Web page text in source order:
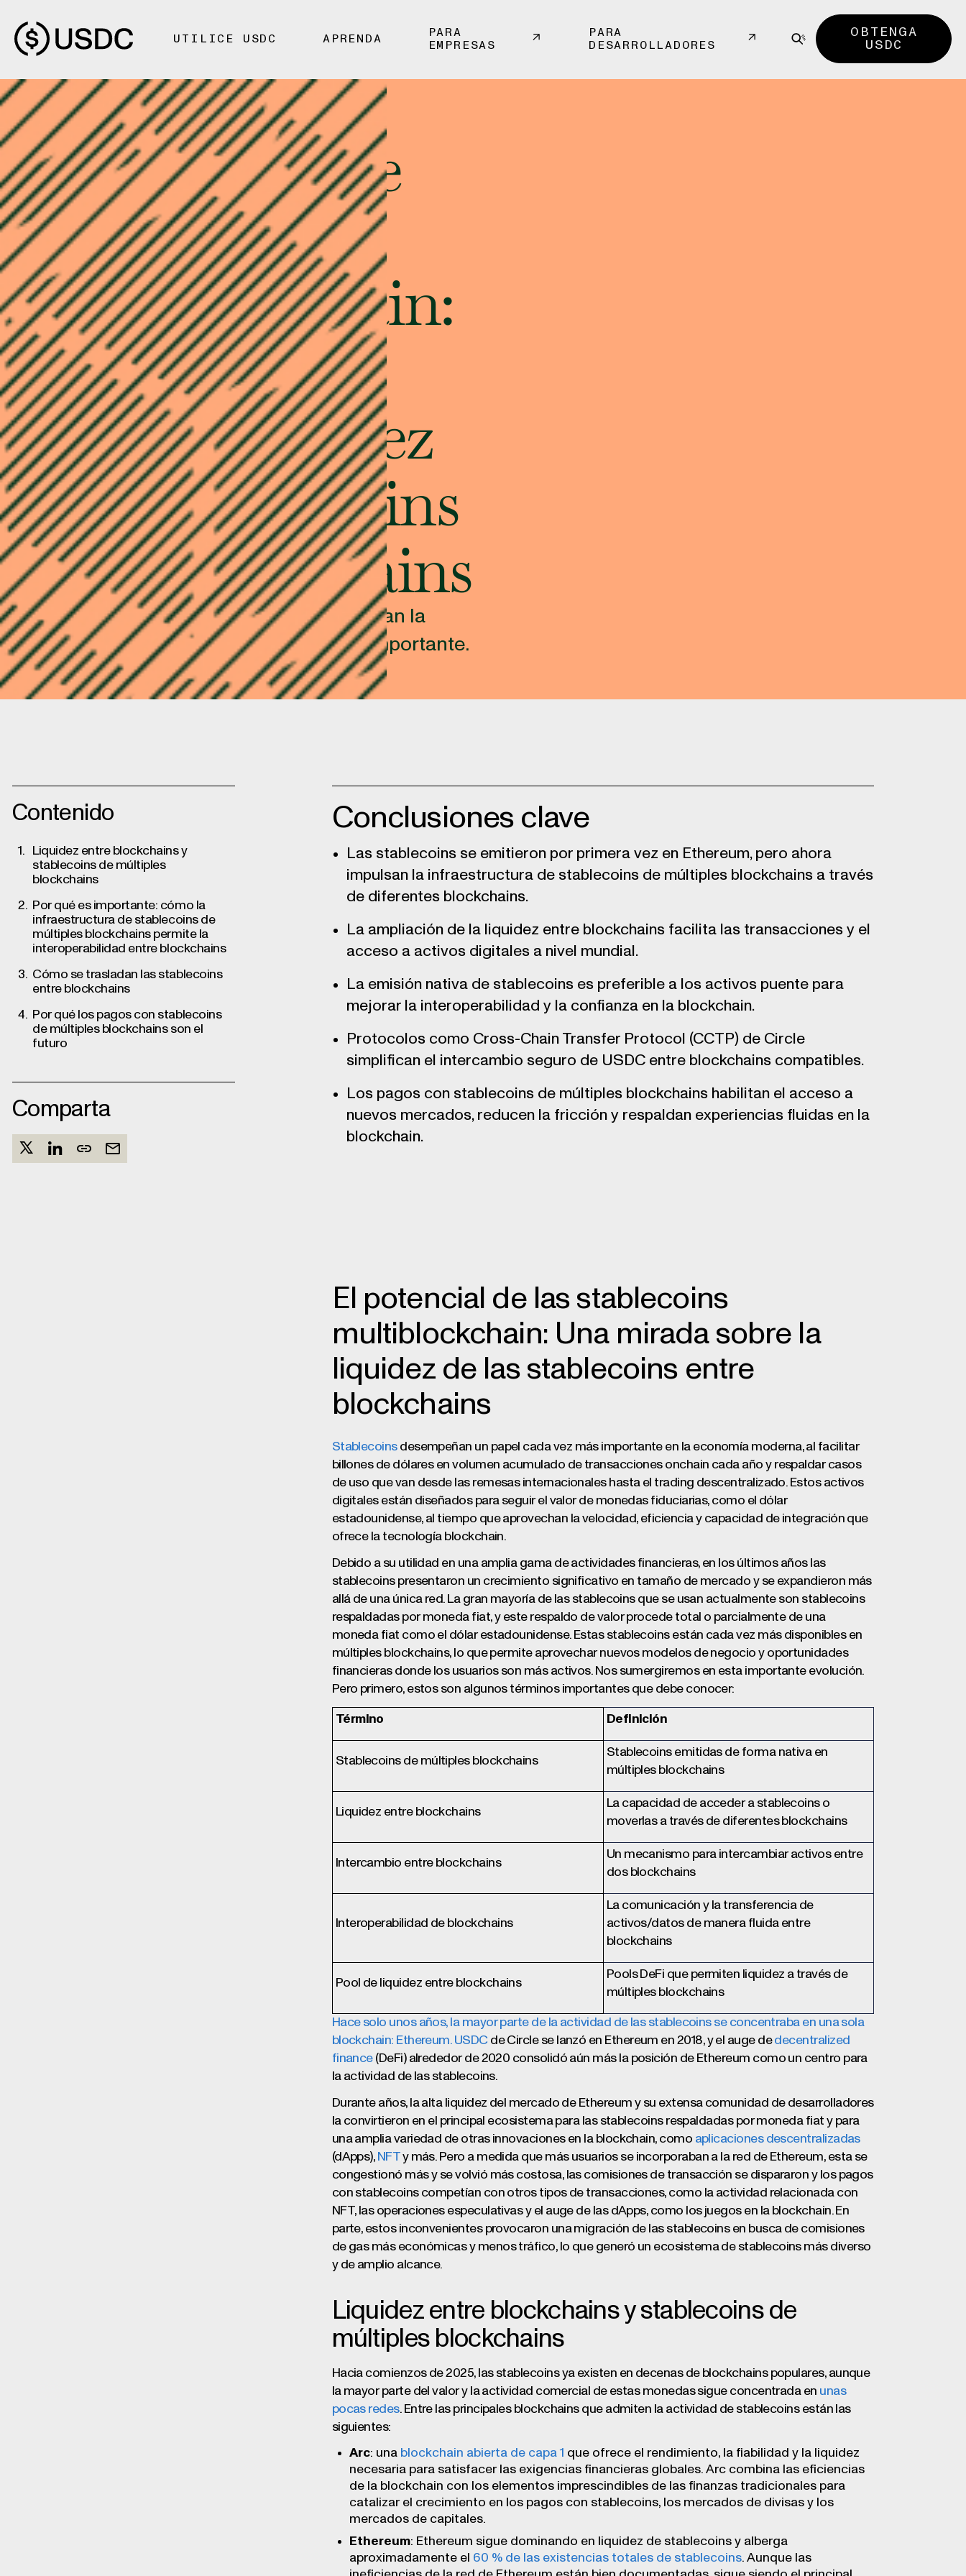
UTILICE USDC APRENDA
PARA
EMPRESAS
PARA
DESARROLLADORES
OBTENGA
USDC
CONCEPTOS BÁSICOS
El potencial de
las stablecoins
multiblockchain:
Una mirada
sobre la liquidez
de las stablecoins
entre blockchains
Cómo las stablecoins como USDC impulsan la
liquidez entre blockchains, y por qué es importante.
Contenido
Liquidez entre blockchains y
stablecoins de múltiples
blockchains
Por qué es importante: cómo la
infraestructura de stablecoins de
múltiples blockchains permite la
interoperabilidad entre blockchains
Cómo se trasladan las stablecoins
entre blockchains
Por qué los pagos con stablecoins
de múltiples blockchains son el
futuro
Comparta
Conclusiones clave
Las stablecoins se emitieron por primera vez en Ethereum, pero ahora
impulsan la infraestructura de stablecoins de múltiples blockchains a través
de diferentes blockchains.
La ampliación de la liquidez entre blockchains facilita las transacciones y el
acceso a activos digitales a nivel mundial.
La emisión nativa de stablecoins es preferible a los activos puente para
mejorar la interoperabilidad y la confianza en la blockchain.
Protocolos como Cross-Chain Transfer Protocol (CCTP) de Circle
simplifican el intercambio seguro de USDC entre blockchains compatibles.
Los pagos con stablecoins de múltiples blockchains habilitan el acceso a
nuevos mercados, reducen la fricción y respaldan experiencias fluidas en la
blockchain.
El potencial de las stablecoins
multiblockchain: Una mirada sobre la
liquidez de las stablecoins entre
blockchains
Stablecoinsdesempeñan un papel cada vez más importante en la economía moderna, al facilitar
billones de dólares en volumen acumulado de transacciones onchain cada año y respaldar casos
de uso que van desde las remesas internacionales hasta el trading descentralizado. Estos activos
digitales están diseñados para seguir el valor de monedas fiduciarias, como el dólar
estadounidense, al tiempo que aprovechan la velocidad, eficiencia y capacidad de integración que
ofrece la tecnología blockchain.
Debido a su utilidad en una amplia gama de actividades financieras, en los últimos años las
stablecoins presentaron un crecimiento significativo en tamaño de mercado y se expandieron más
allá de una única red. La gran mayoría de las stablecoins que se usan actualmente son stablecoins
respaldadas por moneda fiat, y este respaldo de valor procede total o parcialmente de una
moneda fiat como el dólar estadounidense. Estas stablecoins están cada vez más disponibles en
múltiples blockchains, lo que permite aprovechar nuevos modelos de negocio y oportunidades
financieras donde los usuarios son más activos. Nos sumergiremos en esta importante evolución.
Pero primero, estos son algunos términos importantes que debe conocer:
Término Definición
Stablecoins de múltiples blockchains
Stablecoins emitidas de forma nativa en
múltiples blockchains
Liquidez entre blockchains
La capacidad de acceder a stablecoins o
moverlas a través de diferentes blockchains
Intercambio entre blockchains
Un mecanismo para intercambiar activos entre
dos blockchains
Interoperabilidad de blockchains
La comunicación y la transferencia de
activos/datos de manera fluida entre
blockchains
Pool de liquidez entre blockchains
Pools DeFi que permiten liquidez a través de
múltiples blockchains
Hace solo unos años, la mayor parte de la actividad de las stablecoins se concentraba en una sola
blockchain: Ethereum. USDCde Circle se lanzó en Ethereum en 2018, y el auge dedecentralized
finance(DeFi) alrededor de 2020 consolidó aún más la posición de Ethereum como un centro para
la actividad de las stablecoins.
Durante años, la alta liquidez del mercado de Ethereum y su extensa comunidad de desarrolladores
la convirtieron en el principal ecosistema para las stablecoins respaldadas por moneda fiat y para
una amplia variedad de otras innovaciones en la blockchain, como aplicaciones descentralizadas
(dApps), NFTy más. Pero a medida que más usuarios se incorporaban a la red de Ethereum, esta se
congestionó más y se volvió más costosa, las comisiones de transacción se dispararon y los pagos
con stablecoins competían con otros tipos de transacciones, como la actividad relacionada con
NFT, las operaciones especulativas y el auge de las dApps, como los juegos en la blockchain. En
parte, estos inconvenientes provocaron una migración de las stablecoins en busca de comisiones
de gas más económicas y menos tráfico, lo que generó un ecosistema de stablecoins más diverso
y de amplio alcance.
Liquidez entre blockchains y stablecoins de
múltiples blockchains
Hacia comienzos de 2025, las stablecoins ya existen en decenas de blockchains populares, aunque
la mayor parte del valor y la actividad comercial de estas monedas sigue concentrada en unas
pocas redes. Entre las principales blockchains que admiten la actividad de stablecoins están las
siguientes:
Arc: una blockchain abierta de capa 1 que ofrece el rendimiento, la fiabilidad y la liquidez
necesaria para satisfacer las exigencias financieras globales. Arc combina las eficiencias
de la blockchain con los elementos imprescindibles de las finanzas tradicionales para
catalizar el crecimiento en los pagos con stablecoins, los mercados de divisas y los
mercados de capitales.
Ethereum: Ethereum sigue dominando en liquidez de stablecoins y alberga
aproximadamente el 60 % de las existencias totales de stablecoins. Aunque las